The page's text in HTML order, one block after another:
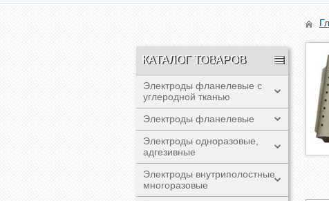
КАТАЛОГ ТОВАРОВ
Электроды фланелевые с
углеродной тканью
Электроды фланелевые
Электроды одноразовые,
адгезивные
Электроды внутриполостные
многоразовые